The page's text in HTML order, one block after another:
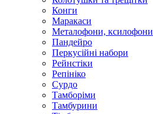
Конги
Маракаси
Металофони, ксилофони
Пандейро
Перкусійні набори
Рейнстіки
Репініко
Сурдо
Тамборіми
Тамбурини